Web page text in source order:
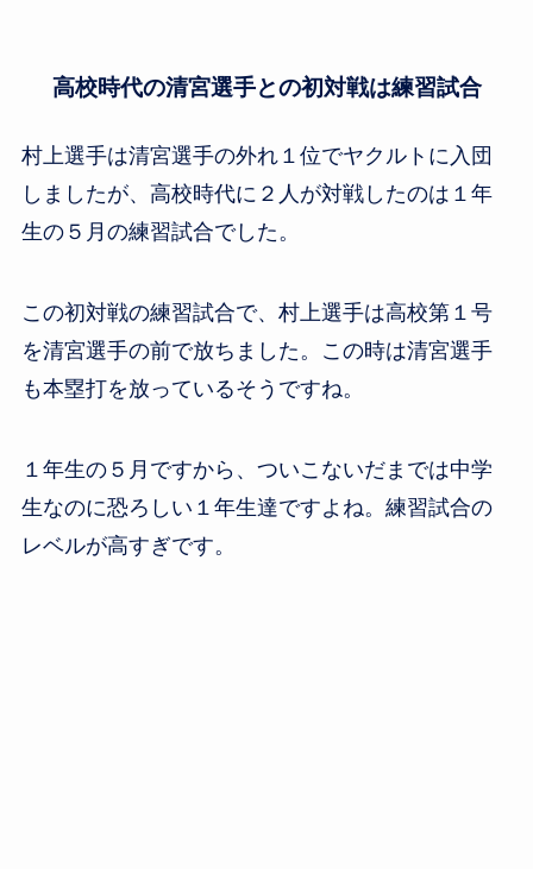
高校時代の清宮選手との初対戦は練習試合
村上選手は清宮選手の外れ１位でヤクルトに入団
しましたが、高校時代に２人が対戦したのは１年
生の５月の練習試合でした。
この初対戦の練習試合で、村上選手は高校第１号
を清宮選手の前で放ちました。この時は清宮選手
も本塁打を放っているそうですね。
１年生の５月ですから、ついこないだまでは中学
生なのに恐ろしい１年生達ですよね。練習試合の
レベルが高すぎです。